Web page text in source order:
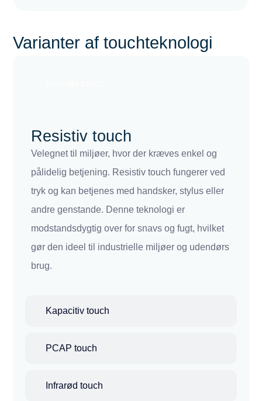
Varianter af touchteknologi
Kapacitiv touch
PCAP touch
Infrarød touch
Resistiv touch
Velegnet til miljøer, hvor der kræves enkel og
pålidelig betjening. Resistiv touch fungerer ved
tryk og kan betjenes med handsker, stylus eller
andre genstande. Denne teknologi er
modstandsdygtig over for snavs og fugt, hvilket
gør den ideel til industrielle miljøer og udendørs
brug.